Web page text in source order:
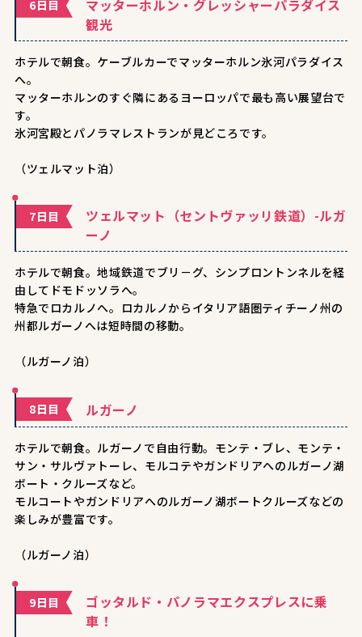
6日目
マッターホルン・グレッシャーパラダイス
観光
ホテルで朝食。ケーブルカーでマッターホルン氷河パラダイス
へ。
マッターホルンのすぐ隣にあるヨーロッパで最も高い展望台で
す。
氷河宮殿とパノラマレストランが見どころです。
（ツェルマット泊）
7日目
ツェルマット（セントヴァッリ鉄道）-ルガ
ーノ
ホテルで朝食。地域鉄道でブリ－グ、シンプロントンネルを経
由してドモドッソラへ。
特急でロカルノへ。ロカルノからイタリア語圏ティチーノ州の
州都ルガーノへは短時間の移動。
（ルガーノ泊）
8日目 ルガーノ
ホテルで朝食。ルガーノで自由行動。モンテ・ブレ、モンテ・
サン・サルヴァトーレ、モルコテやガンドリアへのルガーノ湖
ボート・クルーズなど。
モルコートやガンドリアへのルガーノ湖ボートクルーズなどの
楽しみが豊富です。
（ルガーノ泊）
9日目
ゴッタルド・パノラマエクスプレスに乗
車！